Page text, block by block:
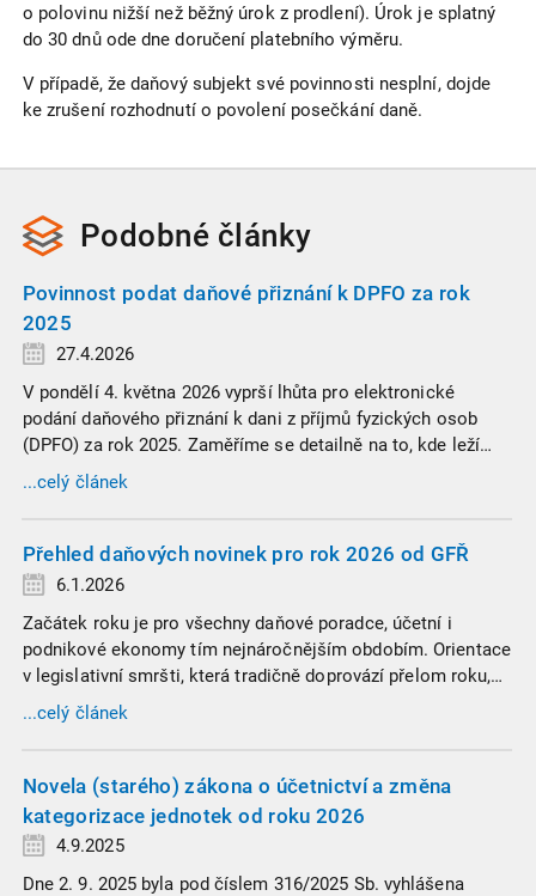
o polovinu nižší než běžný úrok z prodlení). Úrok je splatný
do 30 dnů ode dne doručení platebního výměru.
V případě, že daňový subjekt své povinnosti nesplní, dojde
ke zrušení rozhodnutí o povolení posečkání daně.
Podobné články
Povinnost podat daňové přiznání k DPFO za rok
2025
27.4.2026
V pondělí 4. května 2026 vyprší lhůta pro elektronické
podání daňového přiznání k dani z příjmů fyzických osob
(DPFO) za rok 2025. Zaměříme se detailně na to, kde leží
hranice povinnosti přiznání podat, jaké jsou nejčastější
chytáky v soubězích příjmů a na co si dát v roce 2026
...celý článek
Přehled daňových novinek pro rok 2026 od GFŘ
6.1.2026
Začátek roku je pro všechny daňové poradce, účetní i
podnikové ekonomy tím nejnáročnějším obdobím. Orientace
v legislativní smršti, která tradičně doprovází přelom roku,
vyžaduje nastudovat všechny novely a doprovodné
informace. Generální finanční ředitelství (GFŘ) zveřejnilo
žádného daňového profesionála.
...celý článek
Novela (starého) zákona o účetnictví a změna
kategorizace jednotek od roku 2026
4.9.2025
Dne 2. 9. 2025 byla pod číslem 316/2025 Sb. vyhlášena